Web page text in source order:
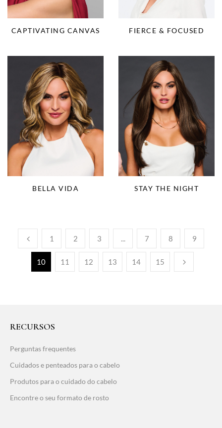
CAPTIVATING CANVAS FIERCE & FOCUSED
BELLA VIDA STAY THE NIGHT
1 2 3 ... 7 8 9
10 11 12 13 14 15
RECURSOS
Perguntas frequentes
Cuidados e penteados para o cabelo
Produtos para o cuidado do cabelo
Encontre o seu formato de rosto